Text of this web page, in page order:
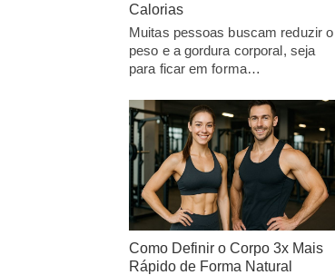
Calorias
Muitas pessoas buscam reduzir o
peso e a gordura corporal, seja
para ficar em forma…
Como Definir o Corpo 3x Mais
Rápido de Forma Natural